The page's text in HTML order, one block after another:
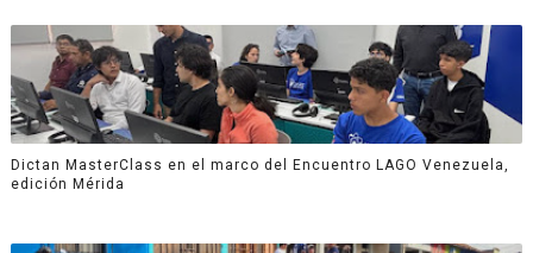
Dictan MasterClass en el marco del Encuentro LAGO Venezuela,
edición Mérida